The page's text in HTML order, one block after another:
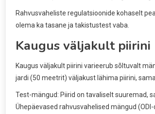
Rahvusvaheliste regulatsioonide kohaselt
olema ka tasane ja takistustest vaba.
Kaugus väljakult piirini
Kaugus väljakult piirini varieerub sõltuvalt
jardi (50 meetrit) väljakust lähima piirini,
Test-mängud: Piirid on tavaliselt suuremad,
Ühepäevased rahvusvahelised mängud